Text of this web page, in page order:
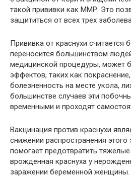
такой прививки как ММР. Это
защититься от всех трех
Прививка от краснухи считается
переносится большинством
медицинской процедуры, может
эффектов, таких как
болезненность на месте укола,
большинстве случаев эти
временными и проходят
Вакцинация против краснухи
снижении распространения
помогает предотвратить
врожденная краснуха у
заражении беременной женщины.